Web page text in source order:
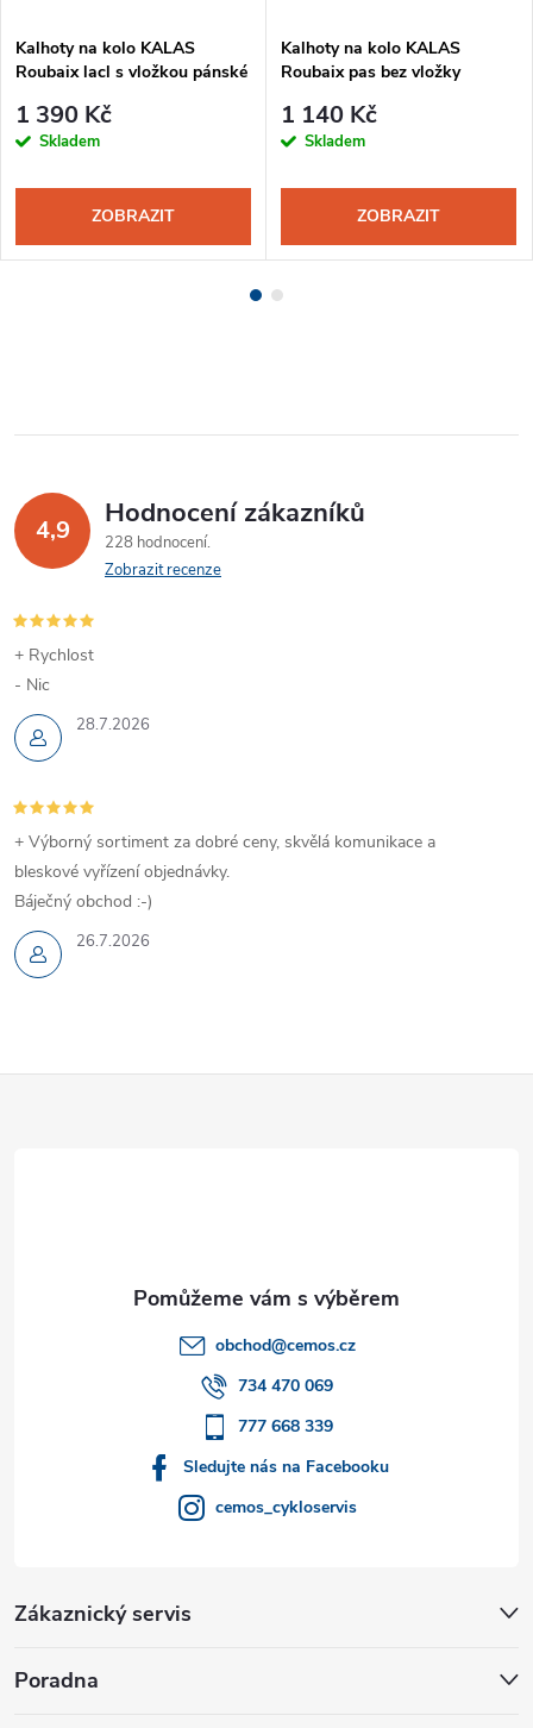
Kalhoty na kolo KALAS
Roubaix lacl s vložkou pánské
1 390 Kč
Skladem
ZOBRAZIT
Kalhoty na kolo KALAS
Roubaix pas bez vložky
1 140 Kč
Skladem
ZOBRAZIT
4,9 Hodnocení zákazníků
228 hodnocení
Zobrazit recenze
28.7.2026
+ Rychlost
- Nic
26.7.2026
+ Výborný sortiment za dobré ceny, skvělá komunikace a
bleskové vyřízení objednávky.
Báječný obchod :-)
obchod@cemos.cz
734 470 069
777 668 339
Sledujte nás na Facebooku
cemos_cykloservis
Zákaznický servis
Poradna